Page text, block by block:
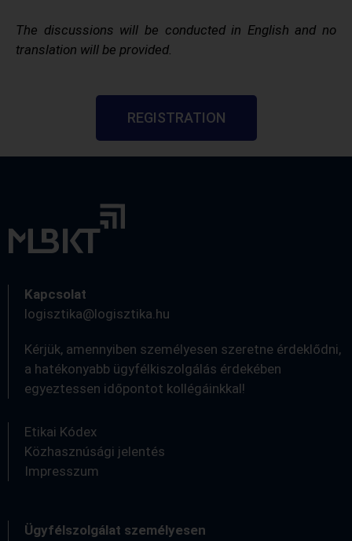
The discussions will be conducted in English and no
translation will be provided.
REGISTRATION
Kapcsolat
logisztika@logisztika.hu
Kérjük, amennyiben személyesen szeretne érdeklődni,
a hatékonyabb ügyfélkiszolgálás érdekében
egyeztessen időpontot kollégáinkkal!
Etikai Kódex
Közhasznúsági jelentés
Impresszum
Ügyfélszolgálat személyesen